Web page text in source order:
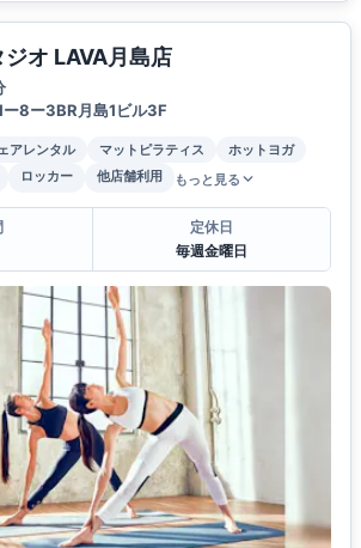
オ LAVA月島店
ー8ー3BR月島1ビル3F
アレンタル マットピラティス
ホットヨガ
ロッカー 他店舗利用 もっと見る
定休日
毎週金曜日